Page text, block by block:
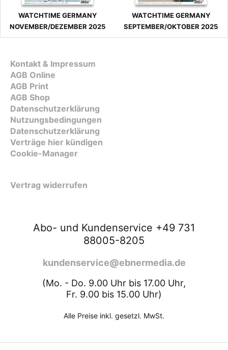
WATCHTIME GERMANY
NOVEMBER/DEZEMBER 2025
WATCHTIME GERMANY
SEPTEMBER/OKTOBER 2025
Kontakt & Impressum
AGB Online
AGB Print
AGB Shop
Datenschutzerklärung
Nutzungsbedingungen
Datenschutzerklärung
Verträge hier kündigen
Cookie-Manager
Vertrag widerrufen
Abo- und Kundenservice +49 731
88005-8205
kundenservice@ebnermedia.de
(Mo. - Do. 9.00 Uhr bis 17.00 Uhr,
Fr. 9.00 bis 15.00 Uhr)
Alle Preise inkl. gesetzl. MwSt.